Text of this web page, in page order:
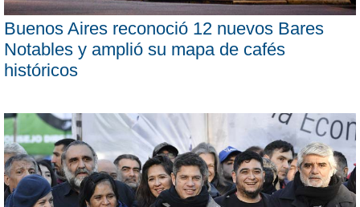
Buenos Aires reconoció 12 nuevos Bares
Notables y amplió su mapa de cafés
históricos